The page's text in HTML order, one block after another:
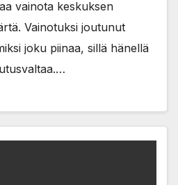
vainota keskuksen
Vainotuksi joutunut
joku piinaa, sillä hänellä